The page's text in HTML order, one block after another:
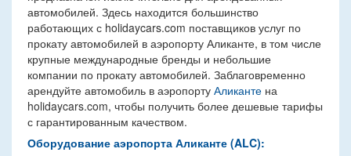
автомобилей. Здесь находится большинство
работающих с holidaycars.com поставщиков услуг по
прокату автомобилей в аэропорту Аликанте, в том числе
крупные международные бренды и небольшие
компании по прокату автомобилей. Заблаговременно
арендуйте автомобиль в аэропорту Аликанте на
holidaycars.com, чтобы получить более дешевые тарифы
с гарантированным качеством.
Оборудование аэропорта Аликанте (ALC):